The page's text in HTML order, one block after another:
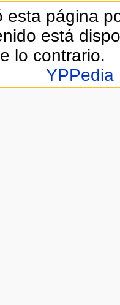
esta página
está
lo contrario.
YPPedia